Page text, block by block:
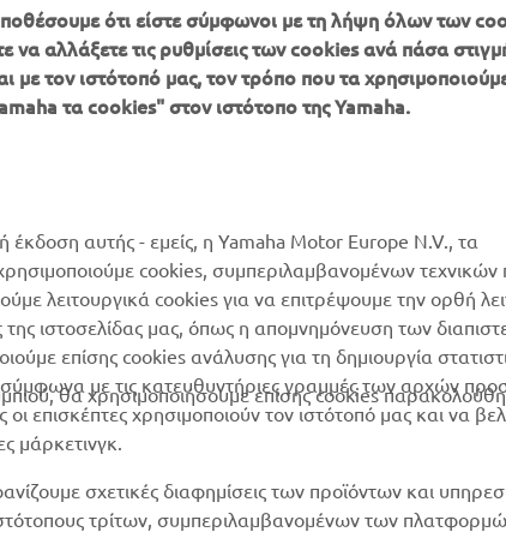
Yamaha Racing
Motor Global
Mobile Apps
SUPPORT
διαχείριση των
χρησιμοποιημένων
μπαταριών
ότι είστε σύμφωνοι με τη λήψη όλων των
να αλλάξετε τις ρυθμίσεις των cookies ανά πάσα
με τον ιστότοπό μας, τον τρόπο που τα
τα cookies" στον ιστότοπο της Yamaha.
έκδοση αυτής - εμείς, η Yamaha Motor Europe N.V., τα
cookies, συμπεριλαμβανομένων
λειτουργικά cookies για να επιτρέψουμε την ορθή
ιστοσελίδας μας, όπως η απομνημόνευση των
επίσης cookies ανάλυσης για τη δημιουργία
με τις κατευθυντήριες γραμμές των αρχών
χρησιμοποιούν τον ιστότοπό μας και να
μάρκετινγκ.
θα χρησιμοποιήσουμε επίσης cookies
σχετικές διαφημίσεις των προϊόντων και
τρίτων, συμπεριλαμβανομένων των